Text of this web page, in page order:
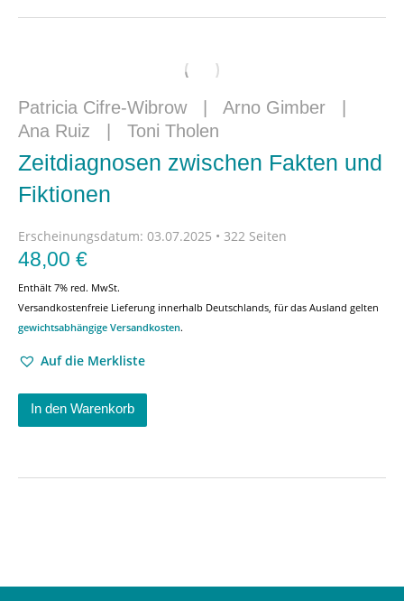
Patricia Cifre-Wibrow| Arno Gimber
Ana Ruiz
Toni Tholen
Zeitdiagnosen zwischen Fakten und
Fiktionen
Erscheinungsdatum: 03.07.2025 • 322 Seiten
48,00 €
Enthält 7% red. MwSt.
Versandkostenfreie Lieferung innerhalb Deutschlands, für das Ausland gelten
gewichtsabhängige Versandkosten.
Auf die Merkliste
In den Warenkorb